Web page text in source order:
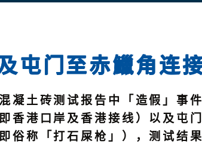
屯门至赤鱲角连
土砖测试报告中「造假」事
香港口岸及香港接线）以及屯
俗称「打石屎枪」），测试结